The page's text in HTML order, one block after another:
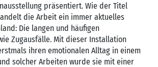
präsentiert. Wie der Titel
die Arbeit ein immer aktuelles
Die langen und häufigen
Zugausfälle. Mit dieser Installation
ihren emotionalen Alltag in einem
solcher Arbeiten wurde sie mit einer